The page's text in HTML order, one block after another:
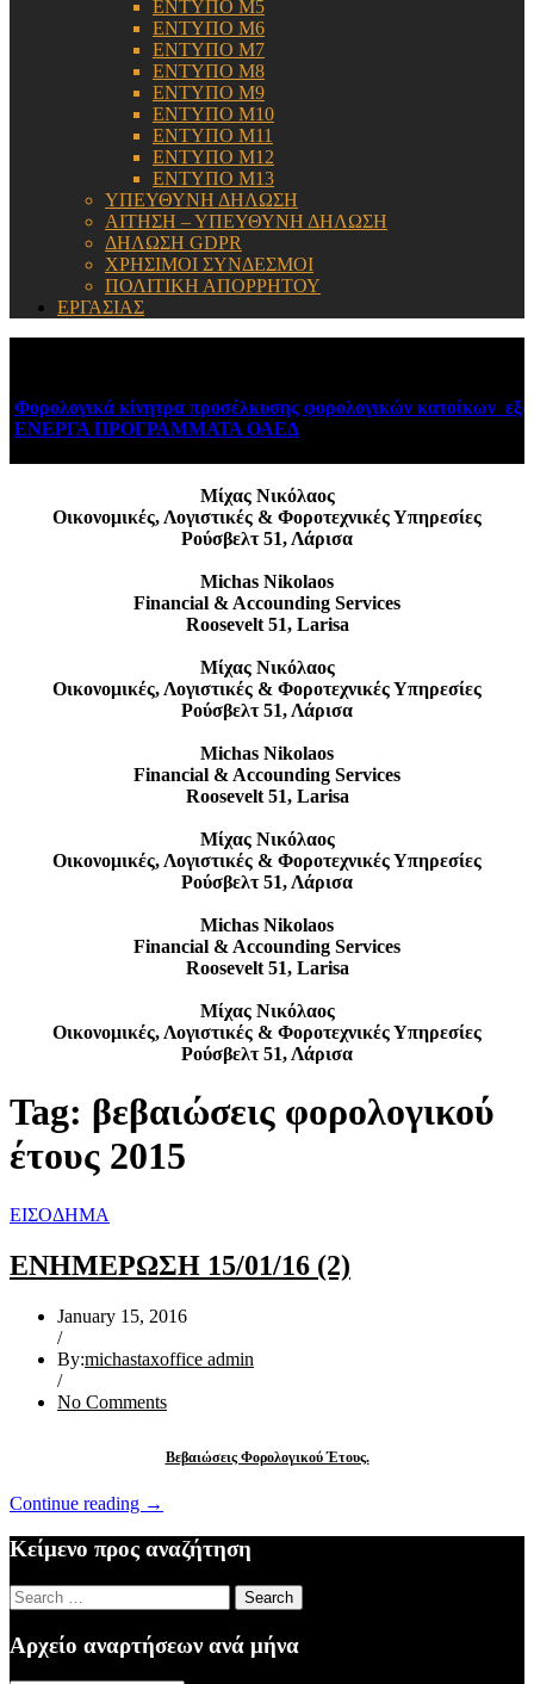
ΕΝΤΥΠΟ Μ5
ΕΝΤΥΠΟ Μ6
ΕΝΤΥΠΟ Μ7
ΕΝΤΥΠΟ Μ8
ΕΝΤΥΠΟ Μ9
ΕΝΤΥΠΟ Μ10
ΕΝΤΥΠΟ Μ11
ΕΝΤΥΠΟ Μ12
ΕΝΤΥΠΟ Μ13
ΥΠΕΥΘΥΝΗ ΔΗΛΩΣΗ
ΑΙΤΗΣΗ – ΥΠΕΥΘΥΝΗ ΔΗΛΩΣΗ
ΔΗΛΩΣΗ GDPR
ΧΡΗΣΙΜΟΙ ΣΥΝΔΕΣΜΟΙ
ΠΟΛΙΤΙΚΗ ΑΠΟΡΡΗΤΟΥ
ΕΡΓΑΣΙΑΣ
κίνητρα προσέλκυσης φορολογικών κατοίκων
ΠΡΟΓΡΑΜΜΑΤΑ ΟΑΕΔ August 6, 2026
Μίχας Νικόλαος
Οικονομικές, Λογιστικές & Φοροτεχνικές Υπηρεσίες
Ρούσβελτ 51, Λάρισα
Michas Nikolaos
Financial & Accounding Services
Roosevelt 51, Larisa
Μίχας Νικόλαος
Οικονομικές, Λογιστικές & Φοροτεχνικές Υπηρεσίες
Ρούσβελτ 51, Λάρισα
Michas Nikolaos
Financial & Accounding Services
Roosevelt 51, Larisa
Μίχας Νικόλαος
Οικονομικές, Λογιστικές & Φοροτεχνικές Υπηρεσίες
Ρούσβελτ 51, Λάρισα
Michas Nikolaos
Financial & Accounding Services
Roosevelt 51, Larisa
Μίχας Νικόλαος
Οικονομικές, Λογιστικές & Φοροτεχνικές Υπηρεσίες
Ρούσβελτ 51, Λάρισα
Tag: βεβαιώσεις φορολογικού
έτους 2015
ΕΙΣΟΔΗΜΑ
ΕΝΗΜΕΡΩΣΗ 15/01/16 (2)
January 15, 2016
/
By:michastaxoffice admin
/
No Comments
Βεβαιώσεις Φορολογικού Έτους.
Continue reading “ΕΝΗΜΕΡΩΣΗ
(2)”
→
Κείμενο προς αναζήτηση
Search
for:
Αρχείο αναρτήσεων ανά μήνα